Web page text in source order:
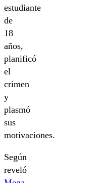
estudiante
de
18
años,
planificó
el
crimen
y
plasmó
sus
motivaciones.
Según
reveló